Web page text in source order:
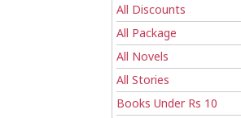
All Discounts
All Package
All Novels
All Stories
Books Under Rs 10